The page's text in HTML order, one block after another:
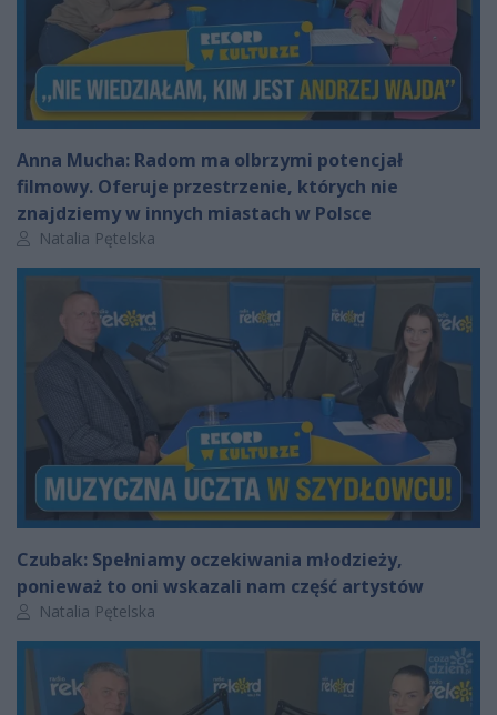
Anna Mucha: Radom ma olbrzymi potencjał
filmowy. Oferuje przestrzenie, których nie
znajdziemy w innych miastach w Polsce
Autor artykułu:
Natalia Pętelska
Czubak: Spełniamy oczekiwania młodzieży,
ponieważ to oni wskazali nam część artystów
Autor artykułu:
Natalia Pętelska